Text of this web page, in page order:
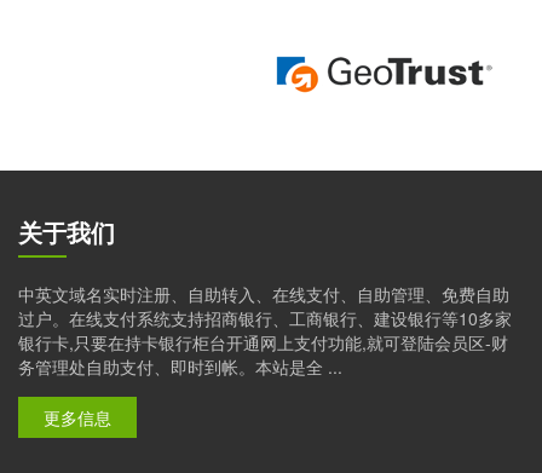
关于我们
中英文域名实时注册、自助转入、在线支付、自助管理、免费自助
过户。在线支付系统支持招商银行、工商银行、建设银行等10多家
银行卡,只要在持卡银行柜台开通网上支付功能,就可登陆会员区-财
务管理处自助支付、即时到帐。本站是全 ...
更多信息